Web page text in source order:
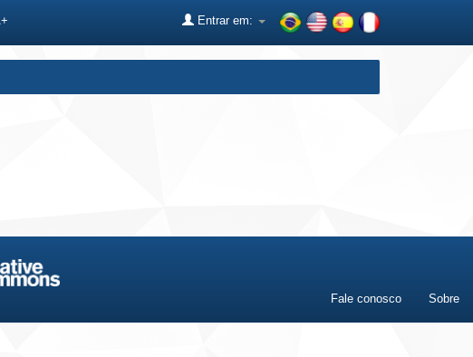
Entrar em:
Fale conosco Sobre